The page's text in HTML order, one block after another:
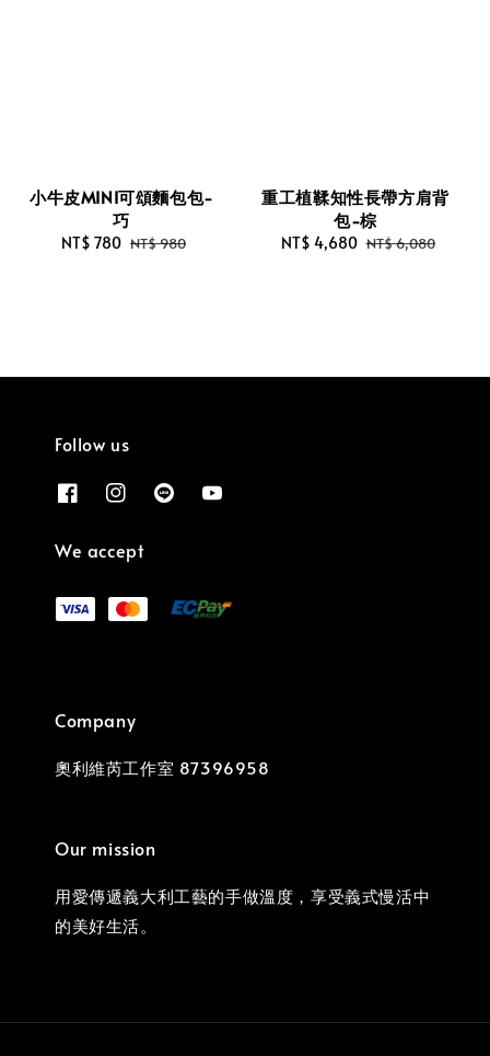
小牛皮MINI可頌麵包包-
巧
Sale
NT$ 780 Regular
NT$ 980
重工植鞣知性長帶方肩背
包-棕
Sale
NT$ 4,680 Regular
NT$ 6,080
Follow us
We accept
Company
奧利維芮工作室 87396958
Our mission
用愛傳遞義大利工藝的手做溫度，享受義式慢活中
的美好生活。